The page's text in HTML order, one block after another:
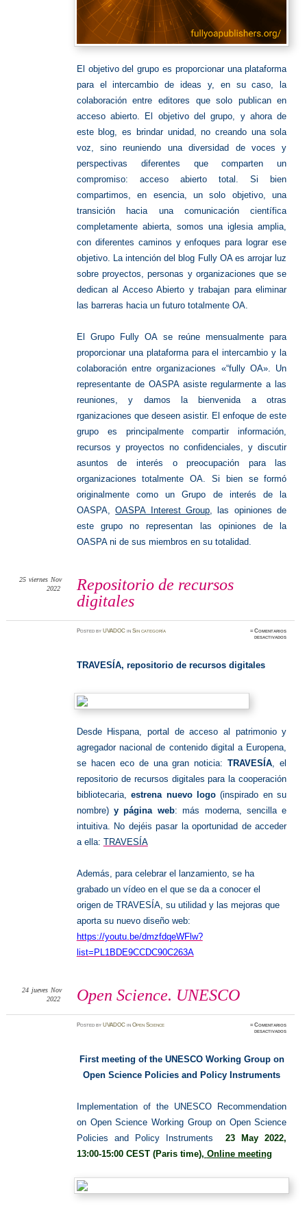
El objetivo del grupo es proporcionar una plataforma
para el intercambio de ideas y, en su caso, la
colaboración entre editores que solo publican en
acceso abierto. El objetivo del grupo, y ahora de
este blog, es brindar unidad, no creando una sola
voz, sino reuniendo una diversidad de voces y
perspectivas diferentes que comparten un
compromiso: acceso abierto total. Si bien
compartimos, en esencia, un solo objetivo, una
transición hacia una comunicación científica
completamente abierta, somos una iglesia amplia,
con diferentes caminos y enfoques para lograr ese
objetivo. La intención del blog Fully OAes arrojar luz
sobre proyectos, personas y organizaciones que se
dedican al Acceso Abierto y trabajan para eliminar
las barreras hacia un futuro totalmente OA.
El Grupo Fully OA se reúne mensualmente para
proporcionar una plataforma para el intercambio y la
colaboración entre organizaciones «“fully OA». Un
representante de OASPA asiste regularmente a las
reuniones, y damos la bienvenida a otras
rganizaciones que deseen asistir. El enfoque de este
grupo es principalmente compartir información,
recursos y proyectos no confidenciales, y discutir
asuntos de interés o preocupación para las
organizaciones totalmente OA. Si bien se formó
originalmente como un Grupo de interés de la
OASPA,OASPA Interest Group , las opiniones de
este grupo no representan las opiniones de la
OASPA ni de sus miembros en su totalidad.
Repositorio de recursos
digitales
25 viernes Nov
2022
PostedbyUVADOC inSin categoría ≈Comentarios
desactivadosen
TRAVESÍA, repositorio de recursos digitales
Desde Hispana, portal de acceso al patrimonio y
agregador nacional de contenido digital a Europena,
se hacen eco de una gran noticia:TRAVESÍA, el
repositorio de recursos digitales para la cooperación
bibliotecaria,estrena nuevo logo (inspirado en su
nombre)y página web: más moderna, sencilla e
intuitiva. No dejéis pasar la oportunidad de acceder
a ella: TRAVESÍA
Además, para celebrar el lanzamiento, se ha
grabado un vídeo en el que se da a conocer el
origen de TRAVESÍA, su utilidad y las mejoras que
aporta su nuevo diseño web:
https://youtu.be/dmzfdqeWFlw?
list=PL1BDE9CCDC90C263A
Open Science. UNESCO
24 jueves Nov
2022
PostedbyUVADOC inOpen Science ≈Comentarios
desactivadosen
First meeting of the UNESCO Working Group on
Open Science Policies and Policy Instruments
mplementation of the UNESCO Recommendation
on Open ScienceWorking Group on Open Science
Policies and Policy Instruments23 May 2022,
13:00-15:00 CEST (Paris time), Online meeting